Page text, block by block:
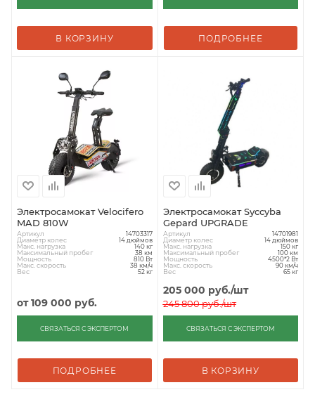
В КОРЗИНУ ПОДРОБНЕЕ
Электросамокат Velocifero
MAD 810W
Артикул 14703317
Диаметр колес 14 дюймов
Макс. нагрузка 140 кг
Максимальный пробег 38 км
Мощность 810 Вт
Макс. скорость 38 км/ч
Вес 52 кг
от109 000 руб.
СВЯЗАТЬСЯ С ЭКСПЕРТОМ
ПОДРОБНЕЕ
Электросамокат Syccyba
Gepard UPGRADE
Артикул 14701981
Диаметр колес 14 дюймов
Макс. нагрузка 150 кг
Максимальный пробег 100 км
Мощность 4500*2 Вт
Макс. скорость 90 км/ч
Вес 65 кг
205 000 руб./шт
245 800руб./шт
СВЯЗАТЬСЯ С ЭКСПЕРТОМ
В КОРЗИНУ